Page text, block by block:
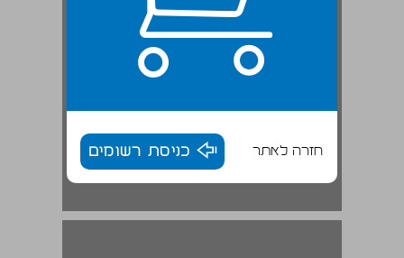
חזרה לאתר כניסת רשומים